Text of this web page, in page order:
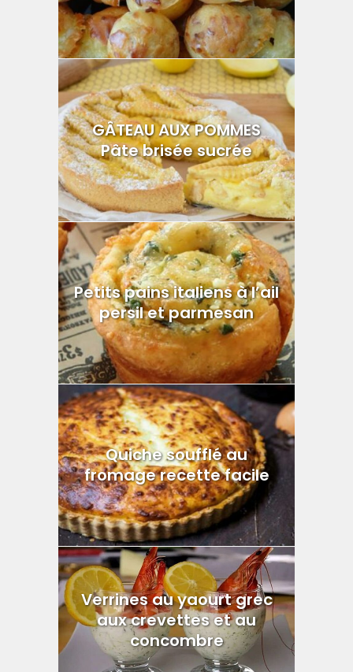
GÂTEAU AUX POMMES
Pâte brisée sucrée
Petits pains italiens à l’ail
persil et parmesan
Quiche soufflé au
fromage recette facile
Verrines au yaourt grec
aux crevettes et au
concombre